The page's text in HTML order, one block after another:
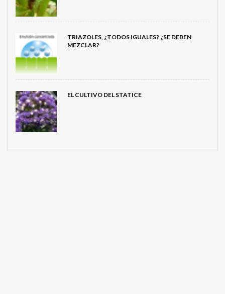
TRIAZOLES, ¿TODOS IGUALES? ¿SE DEBEN
MEZCLAR?
EL CULTIVO DEL STATICE